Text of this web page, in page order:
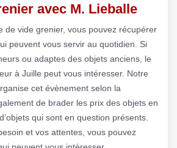
avec M. Lieballe
de vide grenier, vous pouvez récupérer
peuvent vous servir au quotidien. Si
ou adaptes des objets anciens, le
à Juille peut vous intéresser. Notre
cet évènement selon la
de brader les prix des objets en
qui sont en question présents.
et vos attentes, vous pouvez